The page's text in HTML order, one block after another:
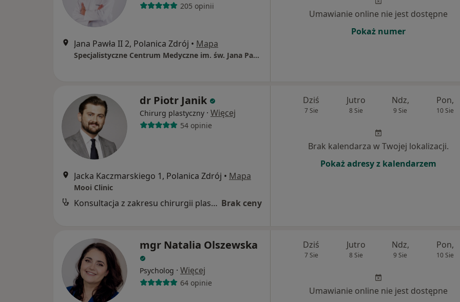
205 opinii
Jana Pawła II 2, Polanica Zdrój • Mapa
Specjalistyczne Centrum Medyczne im. św. Jana Pawła II S.A. w Polanicy-Zdroju
Umawianie online nie jest dostępne
Pokaż numer
dr Piotr Janik
Chirurg plastyczny · Więcej
54 opinie
Jacka Kaczmarskiego 1, Polanica Zdrój • Mapa
Mooi Clinic
Konsultacja z zakresu chirurgii plastycznej Brak ceny
Dziś
7 Sie
Jutro
8 Sie
Ndz,
9 Sie
Pon,
10 Sie
Brak kalendarza w Twojej lokalizacji.
Pokaż adresy z kalendarzem
mgr Natalia Olszewska
Psycholog · Więcej
64 opinie
Dziś
7 Sie
Jutro
8 Sie
Ndz,
9 Sie
Pon,
10 Sie
Umawianie online nie jest dostępne